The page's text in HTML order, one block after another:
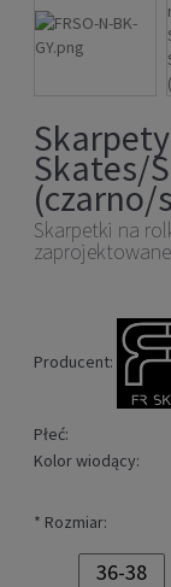
Skates/
(czarno/
Skarpetki na
Producent:
Płeć:
Kolor wiodący:
* Rozmiar:
36-38